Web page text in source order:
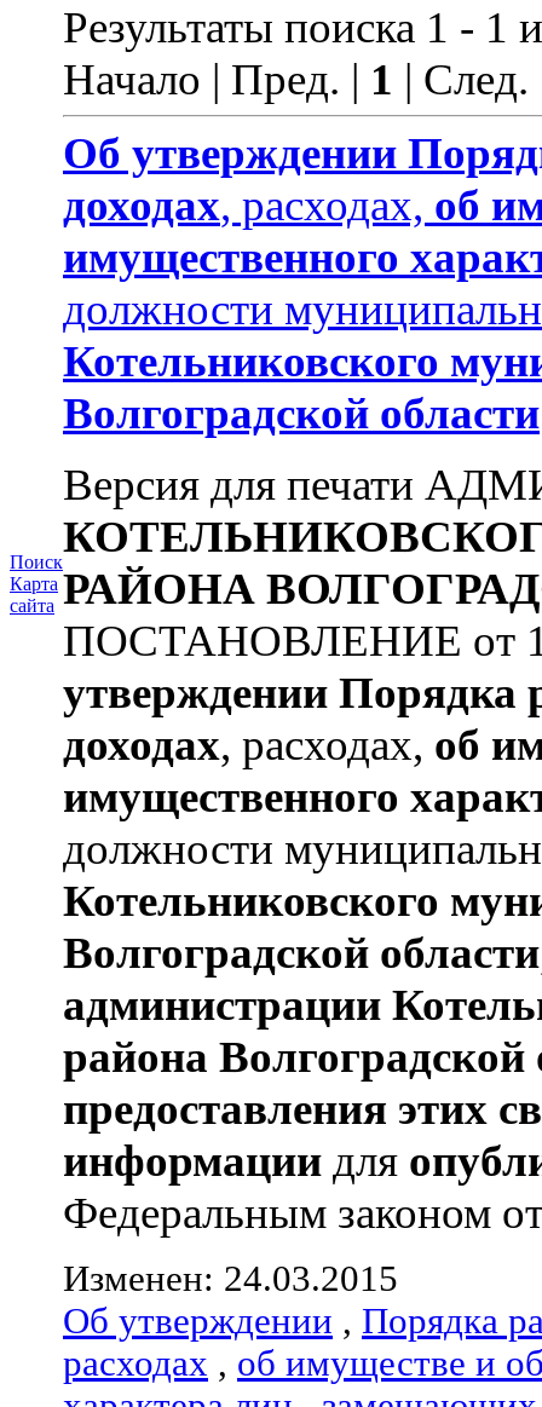
Поиск
Карта
сайта
Результаты поиска 1 - 1
Начало | Пред. | 1 |
Об утверждении
доходах, расходах, об
имущественного
должности
Котельниковского
Волгоградской области
Версия для печати
РАЙОНА
ПОСТАНОВЛЕНИЕ от
утверждении Порядка
доходах, расходах, об
имущественного
должности
Котельниковского
Волгоградской области
администрации
района Волгоградской
предоставления этих
информации для
Федеральным законом
Изменен: 24.03.2015
Об утверждении , Порядка
расходах , об имуществе и